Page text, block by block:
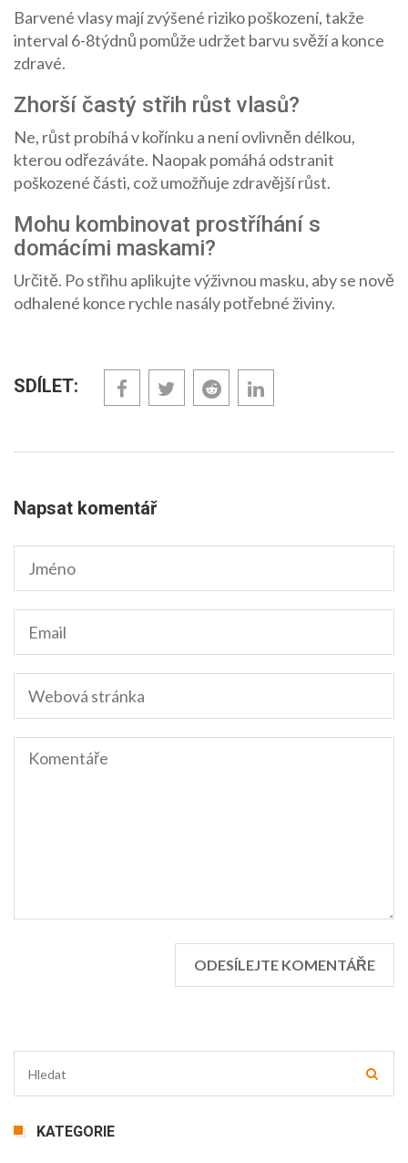
Barvené vlasy mají zvýšené riziko poškození, takže
interval 6-8týdnů pomůže udržet barvu svěží a konce
zdravé.
Zhorší častý střih růst vlasů?
Ne, růst probíhá v kořínku a není ovlivněn délkou,
kterou odřezáváte. Naopak pomáhá odstranit
poškozené části, což umožňuje zdravější růst.
Mohu kombinovat prostříhání s
domácími maskami?
Určitě. Po střihu aplikujte výživnou masku, aby se nově
odhalené konce rychle nasály potřebné živiny.
SDÍLET:
Napsat komentář
KATEGORIE